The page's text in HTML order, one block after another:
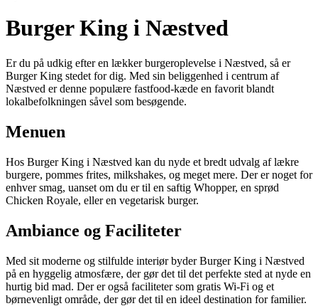
Burger King i Næstved
Er du på udkig efter en lækker burgeroplevelse i Næstved, så er
Burger King stedet for dig. Med sin beliggenhed i centrum af
Næstved er denne populære fastfood-kæde en favorit blandt
lokalbefolkningen såvel som besøgende.
Menuen
Hos Burger King i Næstved kan du nyde et bredt udvalg af lækre
burgere, pommes frites, milkshakes, og meget mere. Der er noget for
enhver smag, uanset om du er til en saftig Whopper, en sprød
Chicken Royale, eller en vegetarisk burger.
Ambiance og Faciliteter
Med sit moderne og stilfulde interiør byder Burger King i Næstved
på en hyggelig atmosfære, der gør det til det perfekte sted at nyde en
hurtig bid mad. Der er også faciliteter som gratis Wi-Fi og et
børnevenligt område, der gør det til en ideel destination for familier.